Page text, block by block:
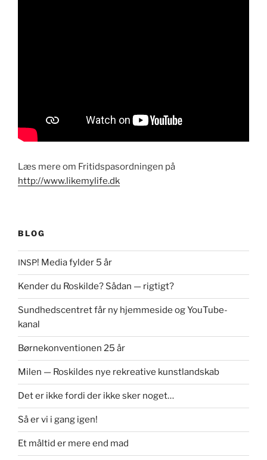
Læs mere om Fritidspa­sor­d­nin­gen på
http://www.likemylife.dk
BLOG
INSP! Media fylder 5 år
Kender du Roskilde? Sådan — rigtigt?
Sundhedscentret får ny hjemmeside og YouTube-
kanal
Børnekonventionen 25 år
Milen — Roskildes nye rekreative kunstlandskab
Det er ikke fordi der ikke sker noget…
Så er vi i gang igen!
Et måltid er mere end mad